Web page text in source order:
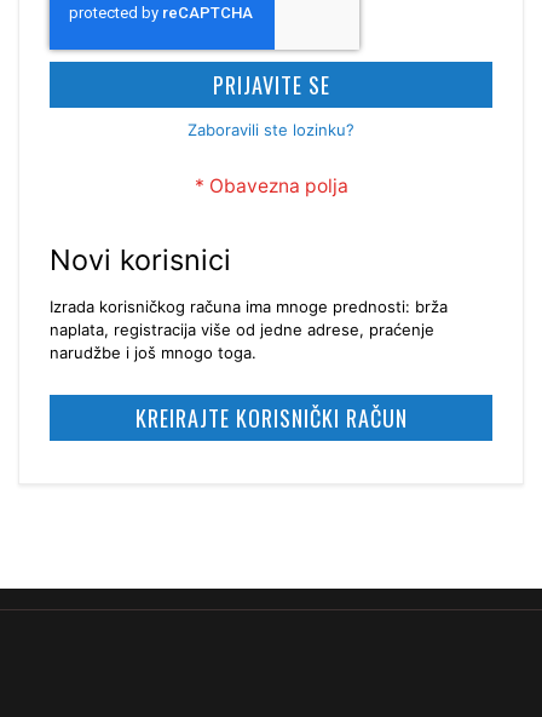
PRIJAVITE SE
Zaboravili ste lozinku?
Novi korisnici
Izrada korisničkog računa ima mnoge prednosti: brža
naplata, registracija više od jedne adrese, praćenje
narudžbe i još mnogo toga.
KREIRAJTE KORISNIČKI RAČUN